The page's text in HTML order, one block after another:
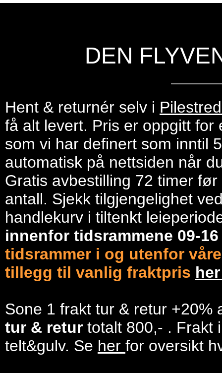
DEN
Hent & returnér selv i
få alt levert. Pris er oppgitt
som vi har definert som inntil
automatisk på nettsiden når
Gratis avbestilling 72 timer
antall. Sjekk tilgjengelighet
handlekurv i tiltenkt
innenfor tidsrammene 09-
tidsrammer i og utenfor
tillegg til vanlig fraktpris
Sone 1 frakt tur & retur +20%
tur & retur totalt 800,- . Frakt
telt&gulv. Se her for oversikt